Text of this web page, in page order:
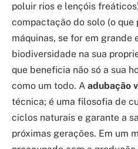
poluir rios e lençóis
compactação do solo (o
máquinas, se for em grande
biodiversidade na sua
que beneficia não só a sua
como um todo. A adubação
técnica; é uma filosofia de
ciclos naturais e garante a
próximas gerações. Em um